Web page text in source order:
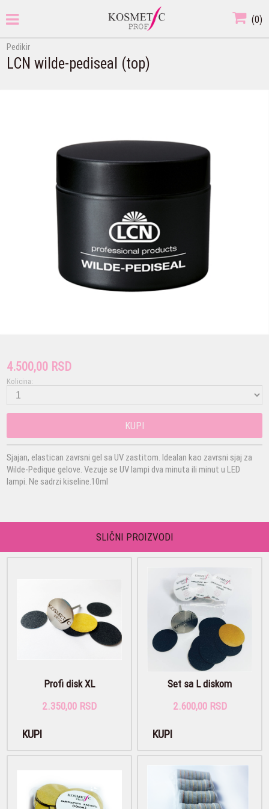
(0)
Pedikir
LCN wilde-pediseal (top)
4.500,00 RSD
Kolicina:
KUPI
Sjajan, elastican zavrsni gel sa UV zastitom. Idealan kao zavrsni sjaj za
Wilde-Pedique gelove. Vezuje se UV lampi dva minuta ili minut u LED
lampi. Ne sadrzi kiseline.10ml
SLIČNI PROIZVODI
Profi disk XL
2.350,00 RSD
KUPI
Set sa L diskom
2.600,00 RSD
KUPI